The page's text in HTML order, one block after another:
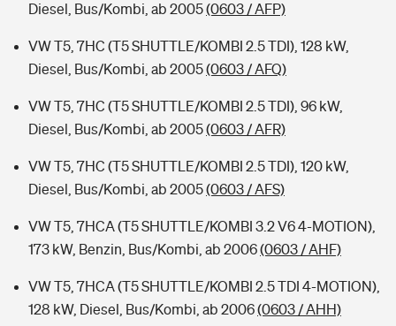
Diesel, Bus/Kombi, ab 2005(0603 / AFP)
VW T5, 7HC (T5 SHUTTLE/KOMBI 2.5 TDI), 128 kW,
Diesel, Bus/Kombi, ab 2005(0603 / AFQ)
VW T5, 7HC (T5 SHUTTLE/KOMBI 2.5 TDI), 96 kW,
Diesel, Bus/Kombi, ab 2005(0603 / AFR)
VW T5, 7HC (T5 SHUTTLE/KOMBI 2.5 TDI), 120 kW,
Diesel, Bus/Kombi, ab 2005(0603 / AFS)
VW T5, 7HCA (T5 SHUTTLE/KOMBI 3.2 V6 4-MOTION),
173 kW, Benzin, Bus/Kombi, ab 2006(0603 / AHF)
VW T5, 7HCA (T5 SHUTTLE/KOMBI 2.5 TDI 4-MOTION),
128 kW, Diesel, Bus/Kombi, ab 2006(0603 / AHH)